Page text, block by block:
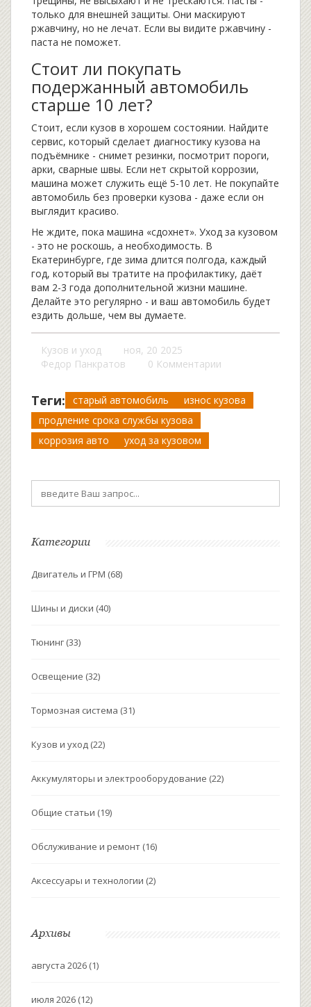
только для внешней защиты. Они маскируют
ржавчину, но не лечат. Если вы видите ржавчину -
паста не поможет.
Стоит ли покупать
подержанный автомобиль
старше 10 лет?
Стоит, если кузов в хорошем состоянии. Найдите
сервис, который сделает диагностику кузова на
подъёмнике - снимет резинки, посмотрит пороги,
арки, сварные швы. Если нет скрытой коррозии,
машина может служить ещё 5-10 лет. Не покупайте
автомобиль без проверки кузова - даже если он
выглядит красиво.
Не ждите, пока машина «сдохнет». Уход за кузовом
- это не роскошь, а необходимость. В
Екатеринбурге, где зима длится полгода, каждый
год, который вы тратите на профилактику, даёт
вам 2-3 года дополнительной жизни машине.
Делайте это регулярно - и ваш автомобиль будет
ездить дольше, чем вы думаете.
Кузов и уход
ноя, 20 2025
Федор Панкратов
0 Комментарии
Теги: старый автомобиль
износ кузова
продление срока службы кузова
коррозия авто
уход за кузовом
Категории
Двигатель и ГРМ (68)
Шины и диски (40)
Тюнинг (33)
Освещение (32)
Тормозная система (31)
Кузов и уход (22)
Аккумуляторы и электрооборудование (22)
Общие статьи (19)
Обслуживание и ремонт (16)
Аксессуары и технологии (2)
Архивы
августа 2026 (1)
июля 2026 (12)